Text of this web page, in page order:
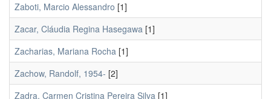
Zaboti, Marcio Alessandro [1]
Zacar, Cláudia Regina Hasegawa [1]
Zacharias, Mariana Rocha [1]
Zachow, Randolf, 1954- [2]
Zadra, Carmen Cristina Pereira Silva [1]